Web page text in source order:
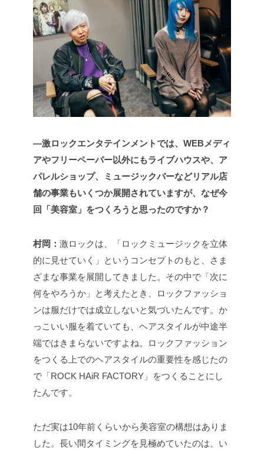
―激ロックエンタテインメントでは、WEBメディ
アやフリーペーパー以外にもライブハウスや、ア
パレルショップ、ミュージックバーなどリアル店
舗の事業もいくつか展開されていますが、なぜ今
回「美容室」をつくろうと思ったのですか？
村岡： 激ロックは、「ロックミュージックを立体
的に見せていく」というコンセプトのもと、さま
ざまな事業を展開してきました。その中で「次に
何をやろうか」と考えたとき、ロックファッショ
ンは服だけでは成立しないと気づいたんです。か
っこいい服を着ていても、ヘアスタイルが中途半
端ではきまらないですよね。ロックファッション
をつくる上でのヘアスタイルの重要性を感じたの
で「ROCK HAiR FACTORY」をつくることにし
たんです。
ただ実は10年前くらいから美容室の構想はありま
した。長い間タイミングを見極めていたのは、い